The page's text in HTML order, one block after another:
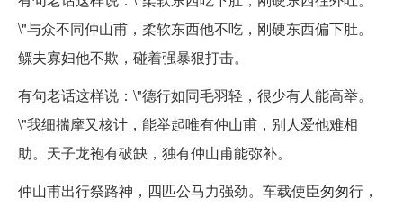
\"与众不同仲山甫，柔软东西他不吃，刚硬东西偏下肚。
鳏夫寡妇他不欺，碰着强暴狠打击。
有句老话这样说：\"德行如同毛羽轻，很少有人能高举。
\"我细揣摩又核计，能举起唯有仲山甫，别人爱他难相
助。天子龙袍有破缺，独有仲山甫能弥补。
仲山甫出行祭路神，四匹公马力强劲。车载使臣匆匆行，